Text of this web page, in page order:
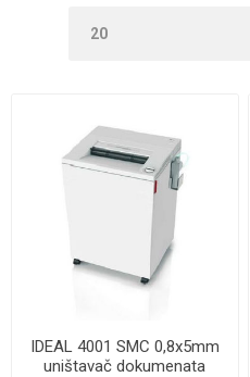
IDEAL 4001 SMC 0,8x5mm
uništavač dokumenata